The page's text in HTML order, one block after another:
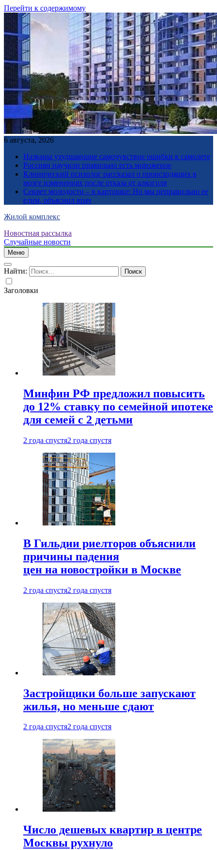
Перейти к содержимому
6 августа, 2026
Названы ухудшающие самочувствие ошибки в самолете
Россиян научили правильно есть мороженое
Клинический психолог рассказал о происходящих в
мозге изменениях после отказа от алкоголя
Секрет молодости – в картошке: Но мы неправильно ее
едим, объяснил врач
Жилой комплекс
Новостная рассылка
Случайные новости
Меню
Найти:
Заголовки
Минфин РФ предложил повысить
до 12% ставку по семейной ипотеке
для семей с 2 детьми
2 года спустя2 года спустя
В Гильдии риелторов объяснили
причины падения
цен на новостройки в Москве
2 года спустя2 года спустя
Застройщики больше запускают
жилья, но меньше сдают
2 года спустя2 года спустя
Число дешевых квартир в центре
Москвы рухнуло